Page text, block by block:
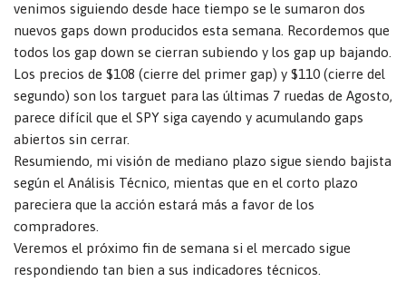
venimos siguiendo desde hace tiempo se le sumaron dos
nuevos gaps down producidos esta semana. Recordemos que
todos los gap down se cierran subiendo y los gap up bajando.
Los precios de $108 (cierre del primer gap) y $110 (cierre del
segundo) son los targuet para las últimas 7 ruedas de Agosto,
parece difícil que el SPY siga cayendo y acumulando gaps
abiertos sin cerrar.
Resumiendo, mi visión de mediano plazo sigue siendo bajista
según el Análisis Técnico, mientas que en el corto plazo
pareciera que la acción estará más a favor de los
compradores.
Veremos el próximo fin de semana si el mercado sigue
respondiendo tan bien a sus indicadores técnicos.